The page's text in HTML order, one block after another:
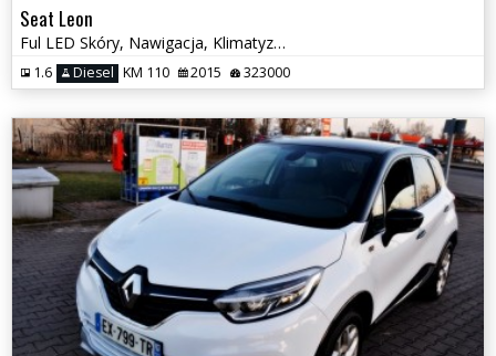
Seat Leon
Ful LED Skóry, Nawigacja, Klimatyzacja
1.6 Diesel KM 110 2015 323000